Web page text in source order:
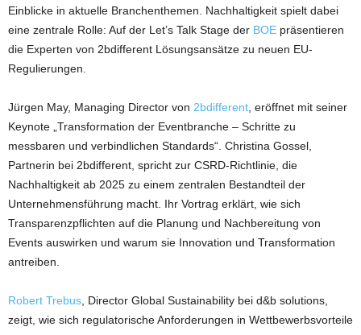
Einblicke in aktuelle Branchenthemen. Nachhaltigkeit spielt dabei
eine zentrale Rolle: Auf der Let’s Talk Stage der BOE präsentieren
die Experten von 2bdifferent Lösungsansätze zu neuen EU-
Regulierungen.
Jürgen May, Managing Director von 2bdifferent , eröffnet mit seiner
Keynote „Transformation der Eventbranche – Schritte zu
messbaren und verbindlichen Standards“. Christina Gossel,
Partnerin bei 2bdifferent, spricht zur CSRD-Richtlinie, die
Nachhaltigkeit ab 2025 zu einem zentralen Bestandteil der
Unternehmensführung macht. Ihr Vortrag erklärt, wie sich
Transparenzpflichten auf die Planung und Nachbereitung von
Events auswirken und warum sie Innovation und Transformation
antreiben.
Robert Trebus , Director Global Sustainability bei d&b solutions,
zeigt, wie sich regulatorische Anforderungen in Wettbewerbsvorteile